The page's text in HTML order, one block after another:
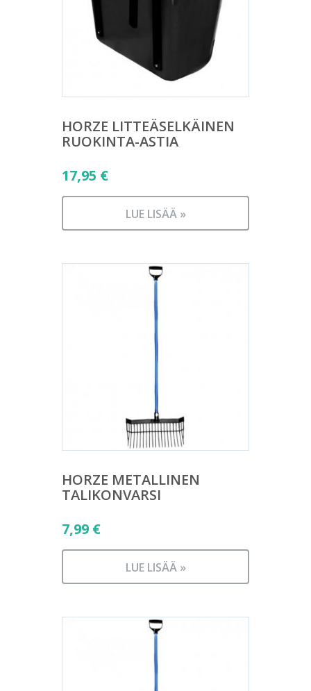
HORZE LITTEÄSELKÄINEN
RUOKINTA-ASTIA
17,95 €
LUE LISÄÄ »
HORZE METALLINEN
TALIKONVARSI
7,99 €
LUE LISÄÄ »